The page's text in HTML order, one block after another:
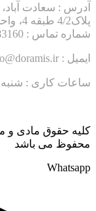
پلاک4/2 طبقه 4، واحد 401
شماره تماس : 22383160-021
ایمیل : info@doramis.ir
ساعات کاری : شنبه تا
کلیه حقوق مادی و
محفوظ می باشد
Whatsapp